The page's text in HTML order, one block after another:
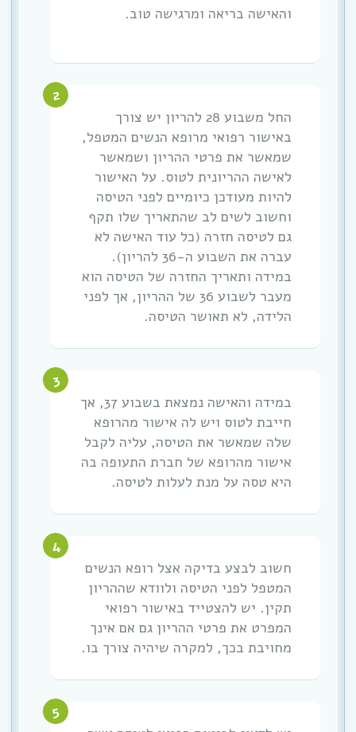
והאישה בריאה ומרגישה טוב.
החל משבוע 28 להריון יש צורך
באישור רפואי מרופא הנשים המטפל,
שמאשר את פרטי ההריון ושמאשר
לאישה ההריונית לטוס. על האישור
להיות מעודכן כיומיים לפני הטיסה
וחשוב לשים לב שהתאריך שלו תקף
גם לטיסה חזרה (כל עוד האישה לא
עברה את השבוע ה-36 להריון).
במידה ותאריך החזרה של הטיסה הוא
מעבר לשבוע 36 של ההריון, אך לפני
הלידה, לא תאושר הטיסה.
במידה והאישה נמצאת בשבוע 37, אך
חייבת לטוס ויש לה אישור מהרופא
שלה שמאשר את הטיסה, עליה לקבל
אישור מהרופא של חברת התעופה בה
היא טסה על מנת לעלות לטיסה.
חשוב לבצע בדיקה אצל רופא הנשים
המטפל לפני הטיסה ולוודא שההריון
תקין. יש להצטייד באישור רפואי
המפרט את פרטי ההריון גם אם אינך
מחויבת בכך, למקרה שיהיה צורך בו.